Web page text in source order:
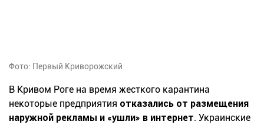
Фото: Первый Криворожский
В Кривом Роге на время жесткого карантина
некоторые предприятия отказались от размещения
наружной рекламы и «ушли» в интернет. Украинские